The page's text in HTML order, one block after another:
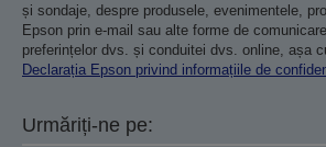
și sondaje, despre produsele, evenimentele,
Epson prin e-mail sau alte forme de
preferințelor dvs. și conduitei dvs. online, așa
Declarația Epson privind informațiile de
Urmăriți-ne pe: